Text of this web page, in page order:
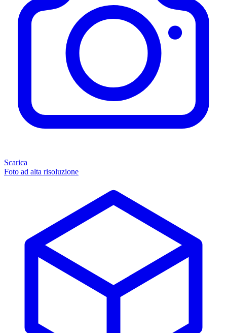
Scarica
Foto ad alta risoluzione